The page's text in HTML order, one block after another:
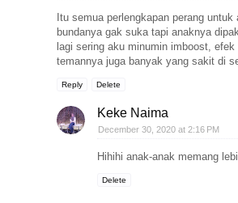
Itu semua perlengkapan perang
bundanya gak suka tapi anaknya
lagi sering aku minumin imboost,
temannya juga banyak yang sakit di
Reply Delete
Keke Naima
December 30, 2020 at 2:16 PM
Hihihi anak-anak memang
Delete